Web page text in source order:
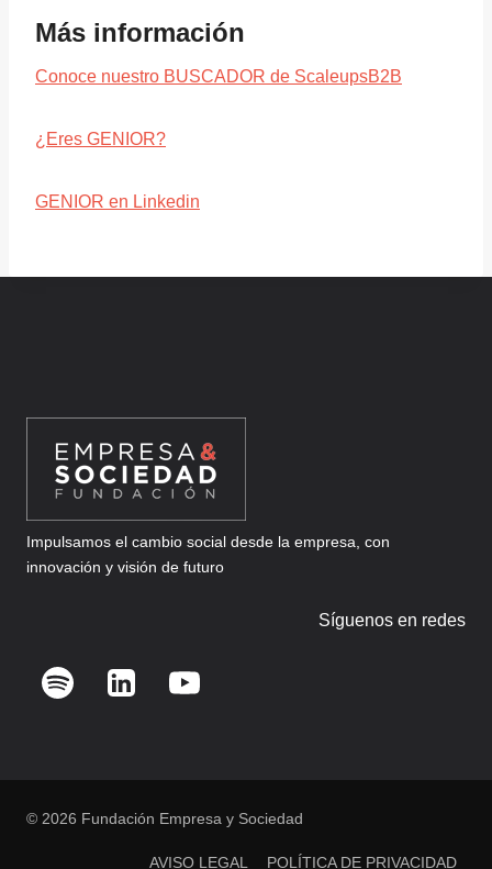
Más información
Conoce nuestro BUSCADOR de ScaleupsB2B
¿Eres GENIOR?
GENIOR en Linkedin
Impulsamos el cambio social desde la empresa, con
innovación y visión de futuro
Síguenos en redes
© 2026 Fundación Empresa y Sociedad
AVISO LEGAL POLÍTICA DE PRIVACIDAD